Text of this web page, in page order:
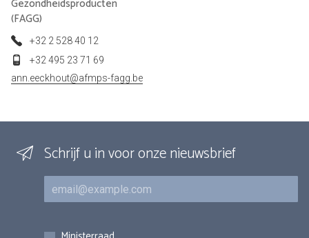
Gezondheidsproducten
(FAGG)
+32 2 528 40 12
+32 495 23 71 69
ann.eeckhout@afmps-fagg.be
Schrijf u in voor onze nieuwsbrief
E-mail
Inschrijvingen